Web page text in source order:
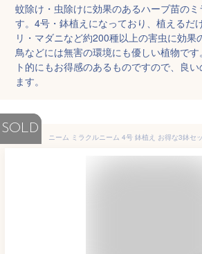
蚊除け・虫除けに効果のあるハーブ苗の
す。4号・鉢植えになっており、植えるだ
リ・マダニなど約200種以上の害虫に効果
鳥などには無害の環境にも優しい植物で
ト的にもお得感のあるものですので、良
ます。
SOLD